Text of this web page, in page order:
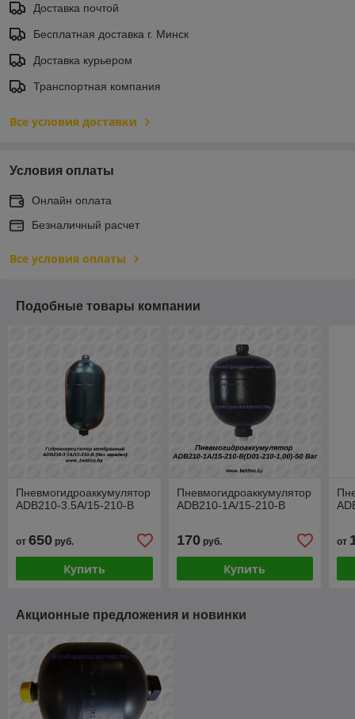
Доставка почтой
Бесплатная доставка г. Минск
Доставка курьером
Транспортная компания
Все условия доставки
Условия оплаты
Онлайн оплата
Безналичный расчет
Все условия оплаты
Подобные товары компании
Пневмогидроаккумулятор
ADB210-3.5A/15-210-B
от 650 руб.
Купить
Пневмогидроаккумулятор
ADB210-1A/15-210-B
170руб.
Купить
от
Акционные предложения и новинки